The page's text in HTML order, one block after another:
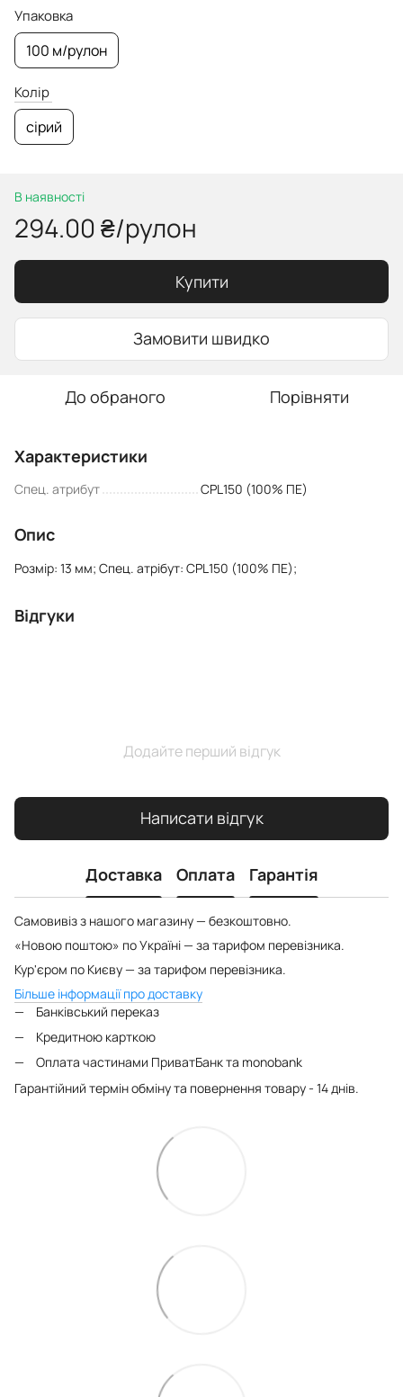
Упаковка
100 м/рулон
Колір
сірий
В наявності
294.00 ₴/рулон
Купити
Замовити швидко
До обраного Порівняти
Характеристики
Спец. атрибут CPL150 (100% ПЕ)
Опис
Розмір: 13 мм; Спец. атрібут: CPL150 (100% ПЕ);
Відгуки
Додайте перший відгук
Написати відгук
Доставка Оплата Гарантія
Самовивіз з нашого магазину — безкоштовно.
«Новою поштою» по Україні — за тарифом перевізника.
Кур'єром по Києву — за тарифом перевізника.
Більше інформації про доставку
Банківський переказ
Кредитною карткою
Оплата частинами ПриватБанк та monobank
Гарантійний термін обміну та повернення товару - 14 днів.